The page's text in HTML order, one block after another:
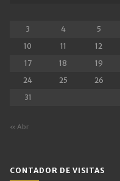
3
4 5
10
11 12
17
18 19
24
25 26
31
« Abr
CONTADOR DE VISITAS